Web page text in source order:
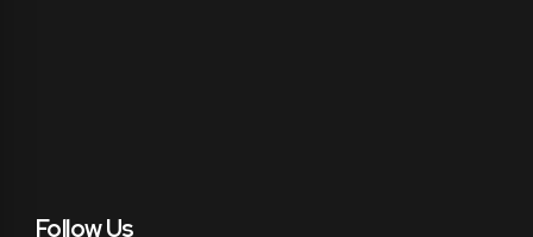
Follow Us